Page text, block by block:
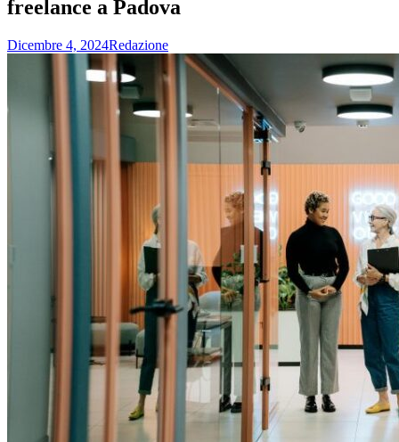
freelance a Padova
Dicembre 4, 2024Redazione